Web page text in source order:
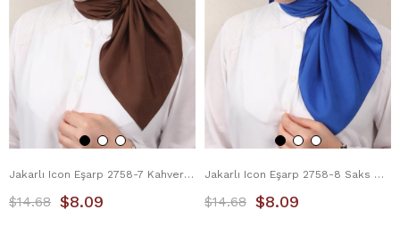
Jakarlı Icon Eşarp 2758-7 Kahverengi
$8.09
$14.68
Jakarlı Icon Eşarp 2758-8 Saks Mavisi
$8.09
$14.68